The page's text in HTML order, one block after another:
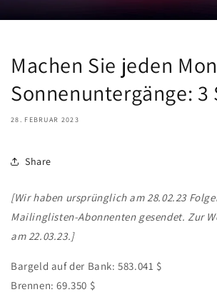
Machen Sie jeden
Sonnenuntergänge: 3
28. FEBRUAR 2023
Share
[Wir haben ursprünglich am 28.02.23
Mailinglisten-Abonnenten gesendet. Zur
am 22.03.23.]
Bargeld auf der Bank: 583.041 $
Brennen: 69.350 $